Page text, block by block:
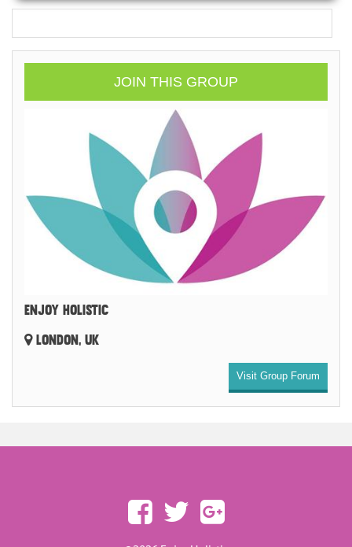
JOIN THIS GROUP
ENJOY HOLISTIC
LONDON, UK
Visit Group Forum